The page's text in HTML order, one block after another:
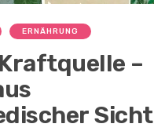
ERNÄHRUNG
–
Sicht